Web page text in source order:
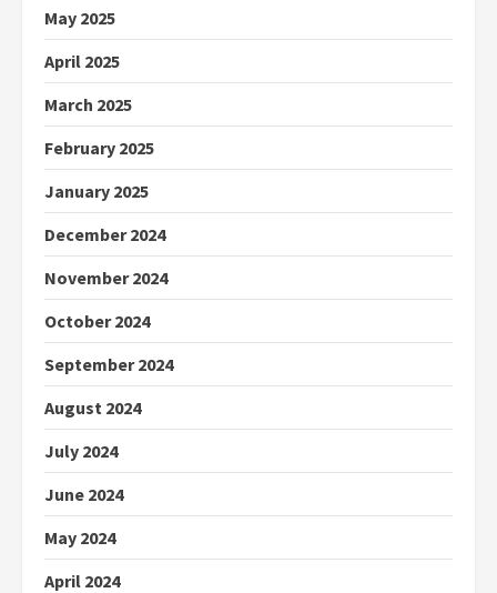
May 2025
April 2025
March 2025
February 2025
January 2025
December 2024
November 2024
October 2024
September 2024
August 2024
July 2024
June 2024
May 2024
April 2024